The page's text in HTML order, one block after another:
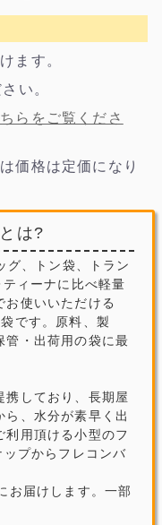
ます。
い。
らをご覧くださ
価格は定価になり
は?
グ、トン袋、トラン
ィーナに比べ軽量
お使いいただける
です。原料、製
管・出荷用の袋に最
携しており、長期屋
、水分が素早く出
利用頂ける小型のフ
プからフレコンバ
お届けします。一部